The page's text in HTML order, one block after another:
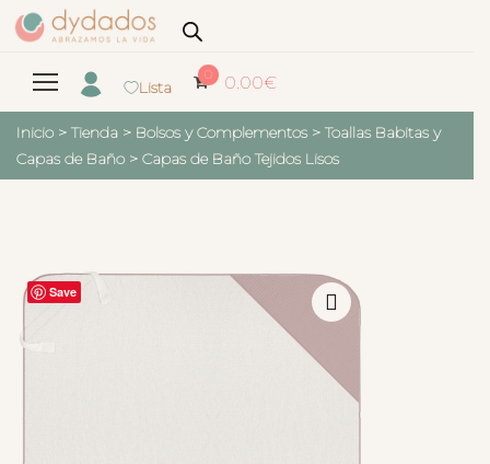
Lista
0 0.00€
Inicio > Tienda > Bolsos y Complementos > Toallas Babitas y
Capas de Baño > Capas de Baño Tejidos Lisos
Save